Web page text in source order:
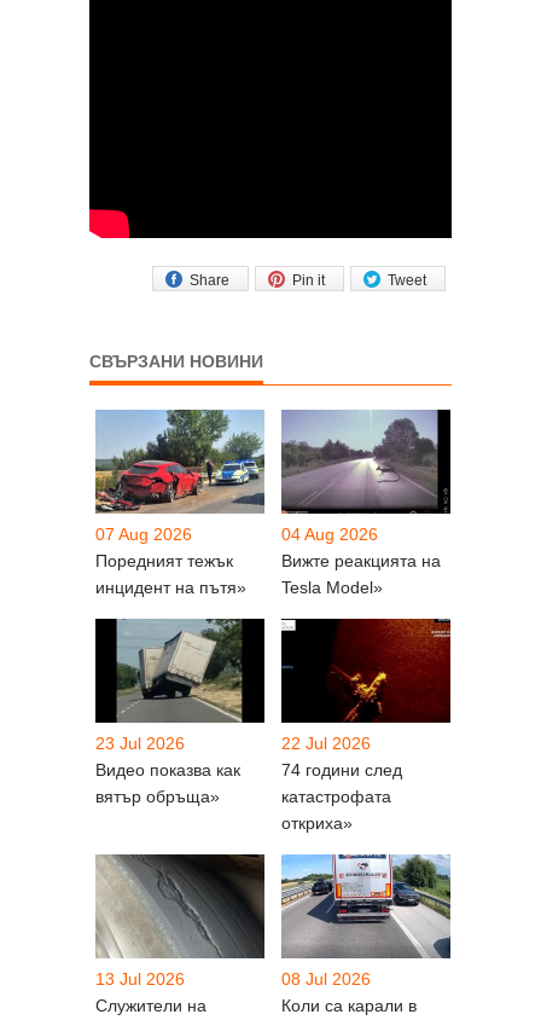
Tweet
Pin it
Share
СВЪРЗАНИ НОВИНИ
07 Aug 2026
Поредният тежък
инцидент на пътя»
04 Aug 2026
Вижте реакцията на
Tesla Model»
23 Jul 2026
Видео показва как
вятър обръща»
22 Jul 2026
74 години след
катастрофата
откриха»
13 Jul 2026
Служители на
08 Jul 2026
Коли са карали в